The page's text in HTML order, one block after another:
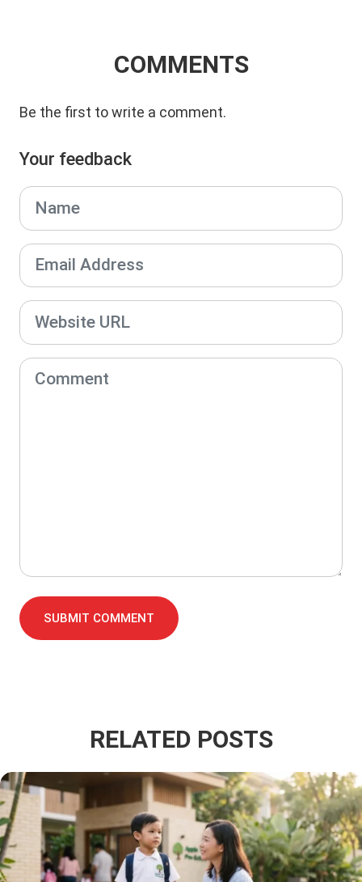
COMMENTS
Be the first to write a comment.
Your feedback
SUBMIT COMMENT
RELATED POSTS